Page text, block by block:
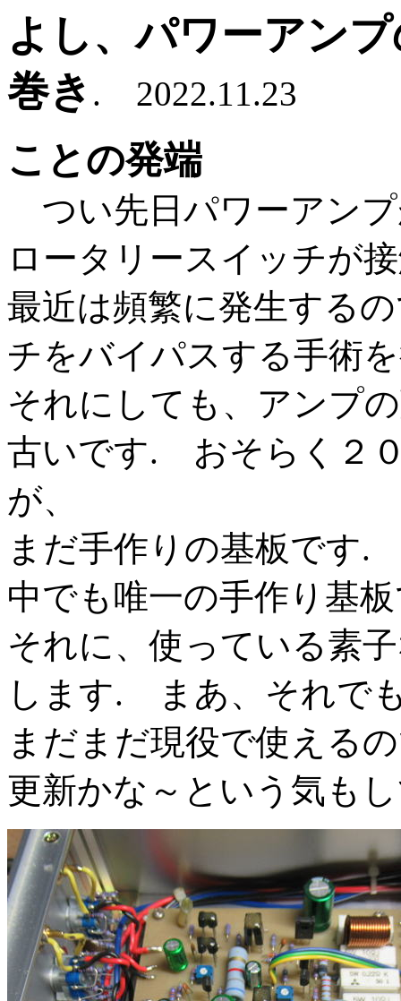
よし、パワーアン
巻き . 2022.11.23
ことの発端
つい先日パワーアン
ロータリースイッチが
最近は頻繁に発生する
チをバイパスする手術
それにしても、アンプ
古いです. おそらく２
が、
まだ手作りの基板です
中でも唯一の手作り基
それに、使っている素
します. まあ、それで
まだまだ現役で使える
更新かな～という気も